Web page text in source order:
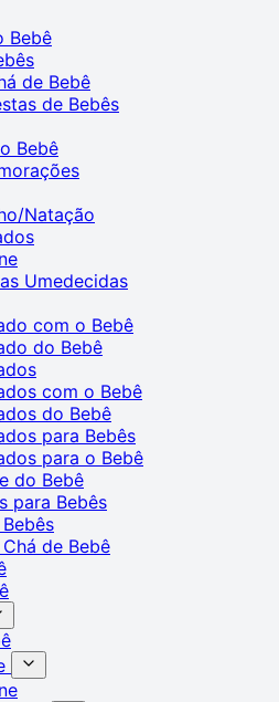
Bebê
de Bebê
de Bebês
Bebê
Natação
Umedecidas
com o Bebê
do Bebê
com o Bebê
do Bebê
para Bebês
para o Bebê
do Bebê
para Bebês
de Bebê